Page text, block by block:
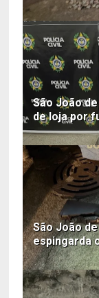
São João
de loja por
São João
espingarda